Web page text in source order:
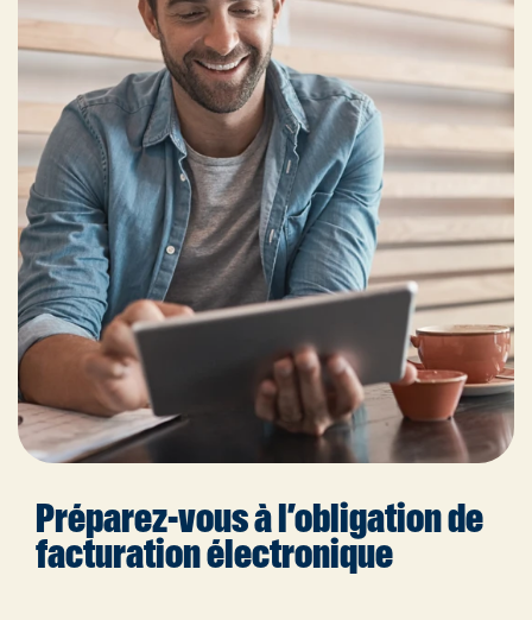
Préparez-vous à l’obligation de
facturation électronique